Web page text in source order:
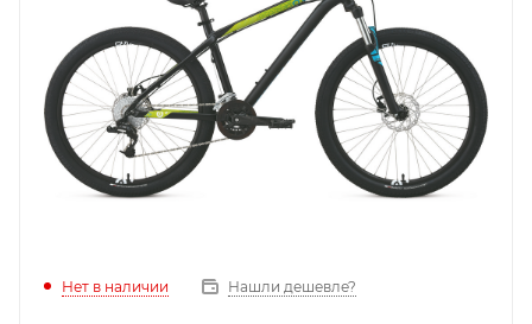
Нет в наличии Нашли дешевле?